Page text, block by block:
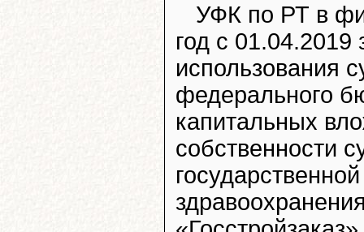
УФК по РТ в
год с 01.04.2019
использования
федерального
капитальных
собственности